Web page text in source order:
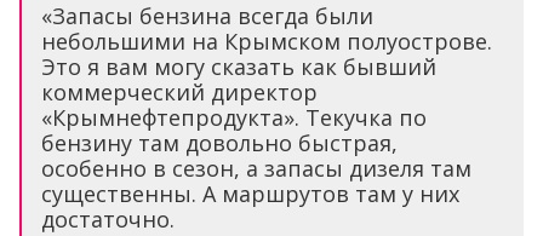
«Запасы бензина всегда были
небольшими на Крымском полуострове.
Это я вам могу сказать как бывший
коммерческий директор
«Крымнефтепродукта». Текучка по
бензину там довольно быстрая,
особенно в сезон, а запасы дизеля там
существенны. А маршрутов там у них
достаточно.